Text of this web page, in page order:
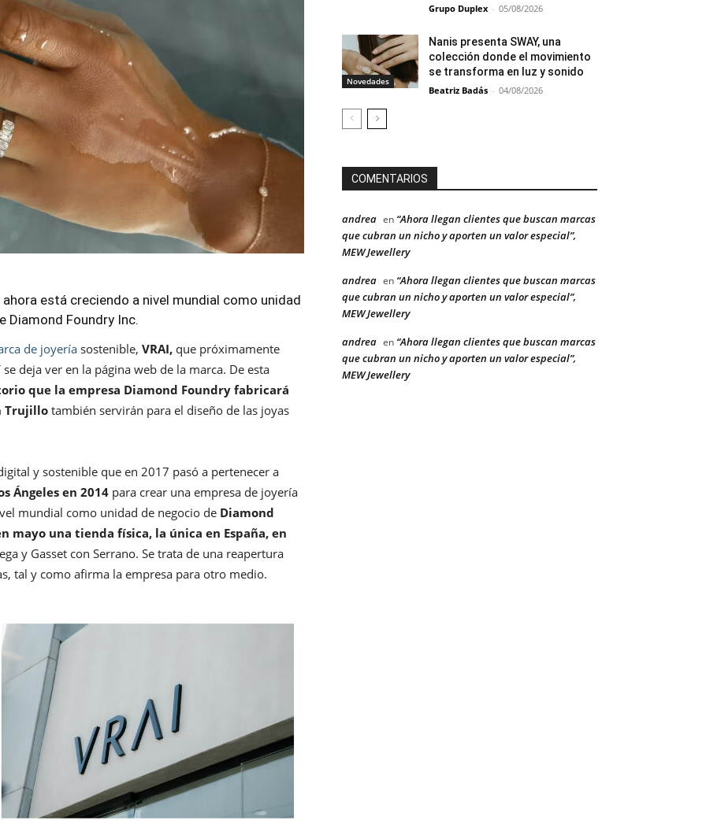
está creciendo a nivel mundial como unidad
Diamond Foundry Inc.
de joyería sostenible, VRAI, que próximamente
deja ver en la página web de la marca. De esta
que la empresa Diamond Foundry fabricará
Trujillo también servirán para el diseño de las joyas
y sostenible que en 2017 pasó a pertenecer a
Ángeles en 2014 para crear una empresa de joyería
mundial como unidad de negocio de Diamond
mayo una tienda física, la única en España, en
y Gasset con Serrano. Se trata de una reapertura
tal y como afirma la empresa para otro medio.
Grupo Duplex - 05/08/2026
Novedades
Nanis presenta SWAY, una
colección donde el movimiento
se transforma en luz y sonido
Beatriz Badás - 04/08/2026
COMENTARIOS
andrea en “Ahora llegan clientes que buscan marcas
que cubran un nicho y aporten un valor especial”,
MEW Jewellery
andrea en “Ahora llegan clientes que buscan marcas
que cubran un nicho y aporten un valor especial”,
MEW Jewellery
andrea en “Ahora llegan clientes que buscan marcas
que cubran un nicho y aporten un valor especial”,
MEW Jewellery